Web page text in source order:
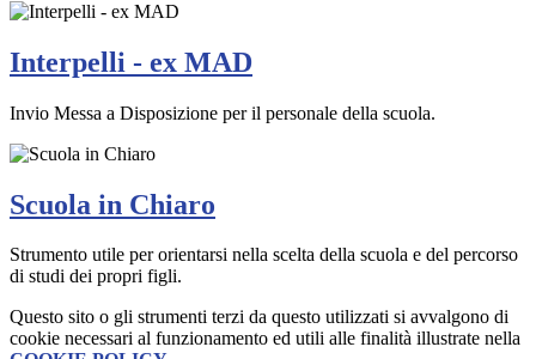
Interpelli - ex MAD
Invio Messa a Disposizione per il personale della scuola.
Scuola in Chiaro
Strumento utile per orientarsi nella scelta della scuola e del percorso
di studi dei propri figli.
Questo sito o gli strumenti terzi da questo utilizzati si avvalgono di
cookie necessari al funzionamento ed utili alle finalità illustrate nella